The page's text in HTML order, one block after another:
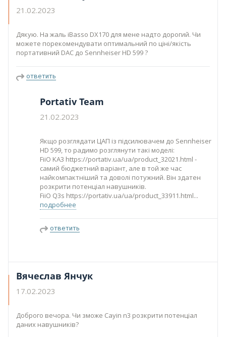
21.02.2023
Дякую. На жаль iBasso DX170 для мене надто дорогий. Чи
можете порекомендувати оптимальний по ціні/якість
портативний DAC до Sennheiser HD 599 ?
ответить
Portativ Team
21.02.2023
Якщо розглядати ЦАП із підсилювачем до Sennheiser
HD 599, то радимо розглянути такі моделі:
FiiO KA3 https://portativ.ua/ua/product_32021.html -
самий бюджетний варіант, але в той же час
найкомпактніший та доволі потужний. Він здатен
розкрити потенціал навушників.
FiiO Q3s https://portativ.ua/ua/product_33911.html
подробнее
ответить
Вячеслав Янчук
17.02.2023
Доброго вечора. Чи зможе Cayin n3 розкрити потенціал
даних навушників?